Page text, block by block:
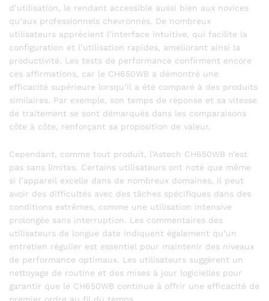
d’utilisation, le rendant accessible aussi bien aux novices
qu’aux professionnels chevronnés. De nombreux
utilisateurs apprécient l’interface intuitive, qui facilite la
configuration et l’utilisation rapides, améliorant ainsi la
productivité. Les tests de performance confirment encore
ces affirmations, car le CH650WB a démontré une
efficacité supérieure lorsqu’il a été comparé à des produits
similaires. Par exemple, son temps de réponse et sa vitesse
de traitement se sont démarqués dans les comparaisons
côte à côte, renforçant sa proposition de valeur.
Cependant, comme tout produit, l’Astech CH650WB n’est
pas sans limites. Certains utilisateurs ont noté que même
si l’appareil excelle dans de nombreux domaines, il peut
avoir des difficultés avec des tâches spécifiques dans des
conditions extrêmes, comme une utilisation intensive
prolongée sans interruption. Les commentaires des
utilisateurs de longue date indiquent également qu’un
entretien régulier est essentiel pour maintenir des niveaux
de performance optimaux. Les utilisateurs suggèrent un
nettoyage de routine et des mises à jour logicielles pour
garantir que le CH650WB continue à offrir une efficacité de
premier ordre au fil du temps.